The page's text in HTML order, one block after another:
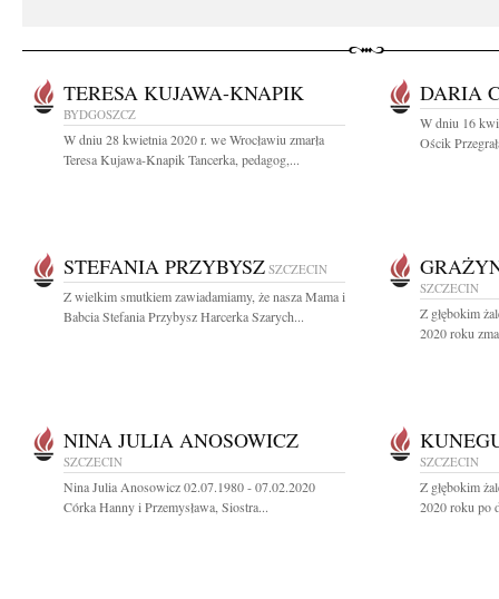
TERESA KUJAWA-KNAPIK
BYDGOSZCZ
W dniu 28 kwietnia 2020 r. we Wrocławiu zmarła
Teresa Kujawa-Knapik Tancerka, pedagog,...
DARIA
W dniu 16
Ościk
STEFANIA PRZYBYSZ SZCZECIN
Z wielkim smutkiem zawiadamiamy, że nasza Mama i
Babcia Stefania Przybysz Harcerka Szarych...
SZCZECIN
Z głębokim
2020 roku
NINA JULIA ANOSOWICZ
SZCZECIN
Nina Julia Anosowicz 02.07.1980 - 07.02.2020
Córka Hanny i Przemysława, Siostra...
SZCZECIN
Z głębokim
2020 roku po